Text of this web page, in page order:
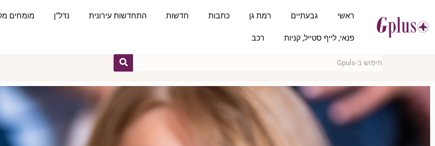
ראשי גבעתיים רמת גן כתבות חדשות התחדשות עירונית נדל"ן מומחים
פנאי, לייף סטייל, קניות רכב